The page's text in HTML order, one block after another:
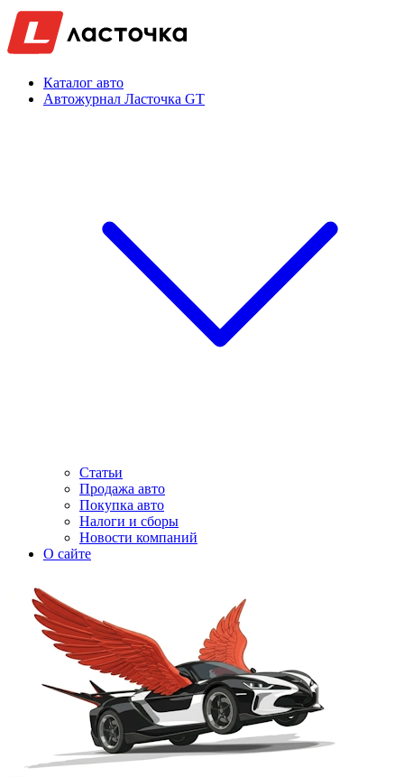
Каталог авто
Автожурнал Ласточка GT
Статьи
Продажа авто
Покупка авто
Налоги и сборы
Новости компаний
О сайте